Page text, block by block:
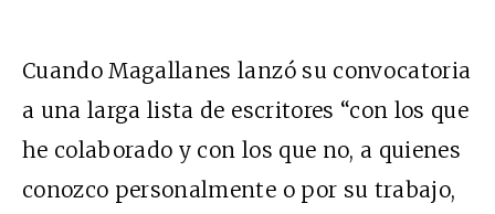
Cuando Magallanes lanzó su convocatoria
a una larga lista de escritores “con los que
he colaborado y con los que no, a quienes
conozco personalmente o por su trabajo,